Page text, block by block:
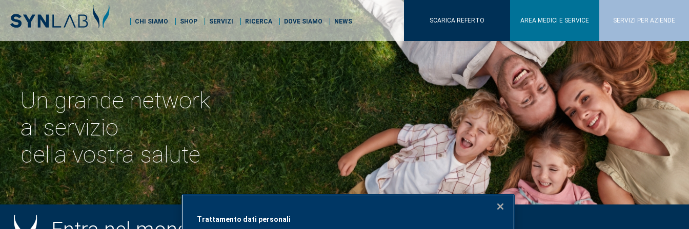
CHI SIAMO SHOP SERVIZI RICERCA DOVE SIAMO NEWS SCARICA REFERTO AREA MEDICI E SERVICE SERVIZI PER AZIENDE
Un grande network
al servizio
della vostra salute
Trattamento dati personali